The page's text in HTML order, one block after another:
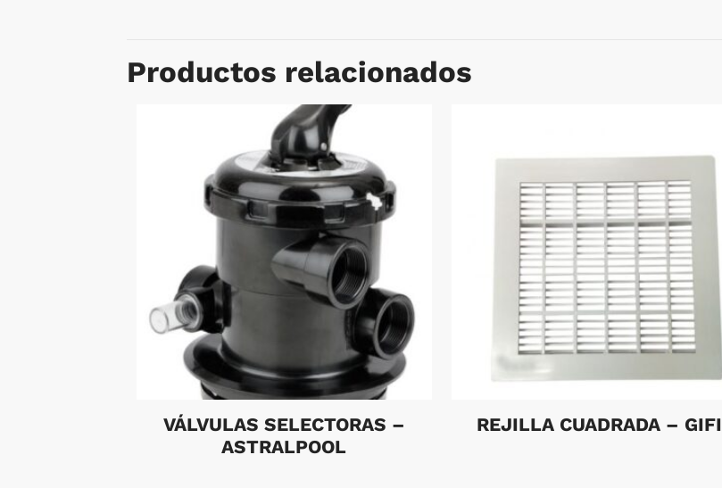
Productos relacionados
VÁLVULAS SELECTORAS –
ASTRALPOOL
REJILLA CUADRADA – GIFI